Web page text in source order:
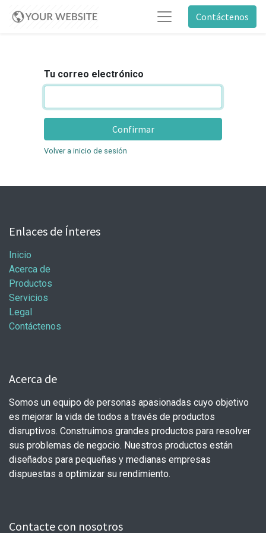
Contáctenos
Tu correo electrónico
Confirmar
Volver a inicio de sesión
Enlaces de Ínteres
Inicio
Acerca de
Productos
Servicios
Legal
Contáctenos
Acerca de
Somos un equipo de personas apasionadas cuyo objetivo
es mejorar la vida de todos a través de productos
disruptivos. Construimos grandes productos para resolver
sus problemas de negocio. Nuestros productos están
diseñados para pequeñas y medianas empresas
dispuestas a optimizar su rendimiento.
Contacte con nosotros